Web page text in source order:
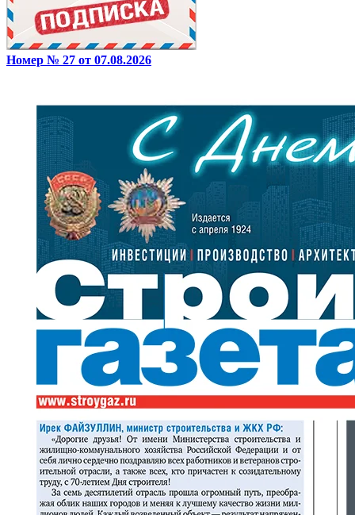
Номер № 27 от 07.08.2026